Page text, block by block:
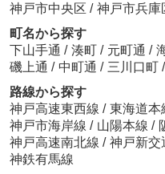
神戸市中央区 / 神戸市兵庫
町名から探す
下山手通 / 湊町 / 元町通 /
磯上通 / 中町通 / 三川口町 /
路線から探す
神戸高速東西線 / 東海道本
神戸市海岸線 / 山陽本線 /
神戸高速南北線 / 神戸新交
神鉄有馬線